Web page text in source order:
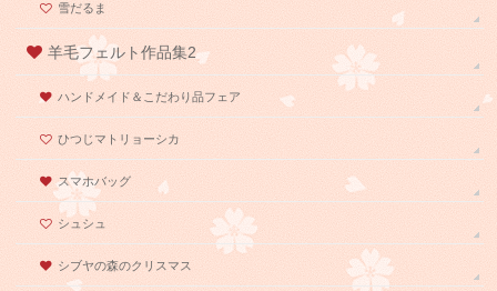
雪だるま
羊毛フェルト作品集2
ハンドメイド＆こだわり品フェア
ひつじマトリョーシカ
スマホバッグ
シュシュ
シブヤの森のクリスマス